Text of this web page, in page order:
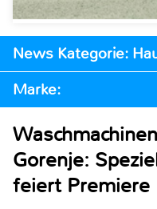
News Kategorie:
Marke:
Gorenje:
feiert Premiere